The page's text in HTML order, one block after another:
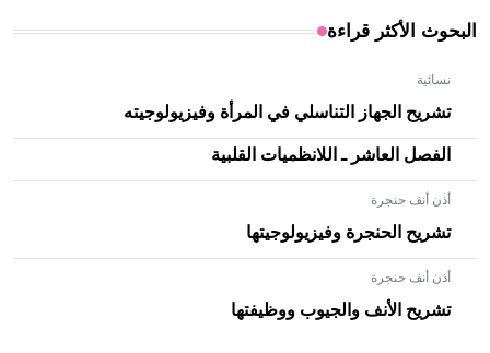
البحوث الأكثر قراءة
نسائية
تشريح الجهاز التناسلي في المرأة وفيزيولوجيته
الفصل العاشر ـ اللانظميات القلبية
أذن أنف حنجرة
تشريح الحنجرة وفيزيولوجيتها
أذن أنف حنجرة
تشريح الأنف والجيوب ووظيفتها
- هل تعلم أن الأبلق نوع من الفنون الهندسية التي ارتبطت
بالعمارة الإسلامية في بلاد الشام ومصر خاصة، حيث يحرص
المعمار على بناء مداميكه وخاصة في الواجهات